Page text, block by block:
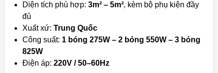
Diện tích phù hợp: 3m² – 5m², kèm bộ phụ kiện đầy
đủ
Xuất xứ: Trung Quốc
Công suất: 1 bóng 275W – 2 bóng 550W – 3 bóng
825W
Điện áp: 220V / 50–60Hz